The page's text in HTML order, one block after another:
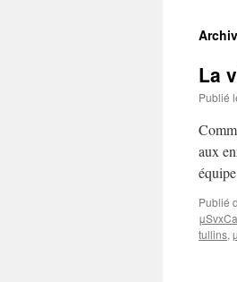
La
Publié
aux
Publié
tullins,